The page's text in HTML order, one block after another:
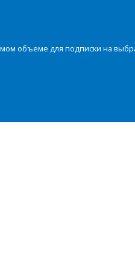
объеме для подписки на